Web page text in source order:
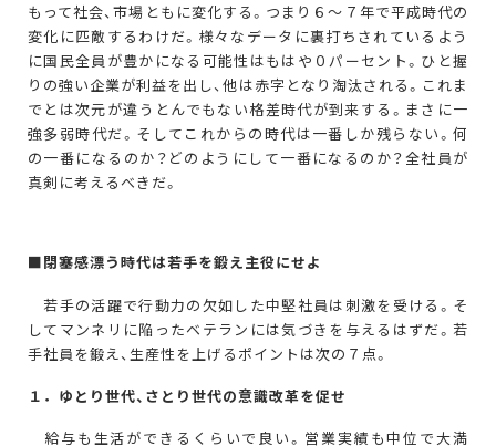
もって社会、市場ともに変化する。つまり６～７年で平成時代の
変化に匹敵するわけだ。様々なデータに裏打ちされているよう
に国民全員が豊かになる可能性はもはや０パーセント。ひと握
りの強い企業が利益を出し、他は赤字となり淘汰される。これま
でとは次元が違うとんでもない格差時代が到来する。まさに一
強多弱時代だ。そしてこれからの時代は一番しか残らない。何
の一番になるのか？どのようにして一番になるのか？全社員が
真剣に考えるべきだ。
■閉塞感漂う時代は若手を鍛え主役にせよ
若手の活躍で行動力の欠如した中堅社員は刺激を受ける。そ
してマンネリに陥ったベテランには気づきを与えるはずだ。若
手社員を鍛え、生産性を上げるポイントは次の７点。
１．ゆとり世代、さとり世代の意識改革を促せ
給与も生活ができるくらいで良い。営業実績も中位で大満